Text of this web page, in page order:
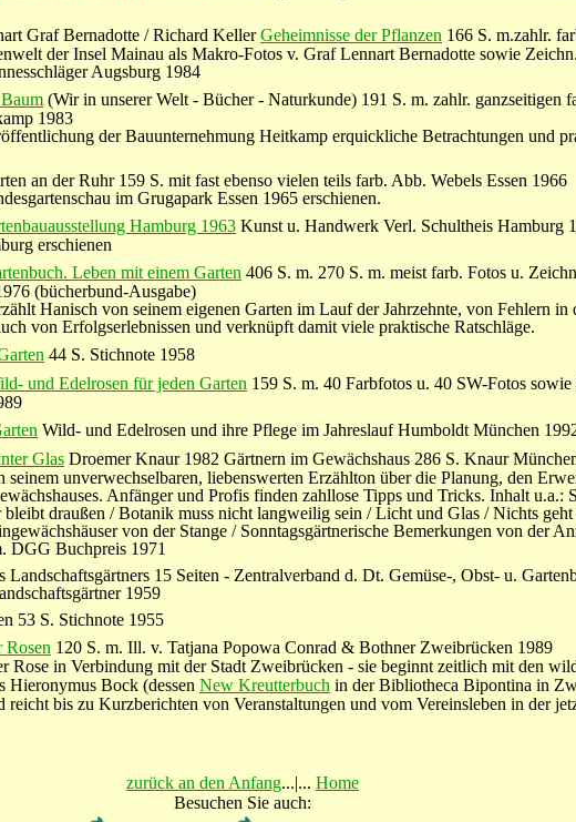
Graf Bernadotte / Richard KellerGeheimnisse der Pflanzen 166 S. m.zahlr.
der Insel Mainau als Makro-Fotos v. Graf Lennart Bernadotte sowie
Augsburg 1984
(Wir in unserer Welt - Bücher - Naturkunde) 191 S. m. zahlr. ganzseitigen
1983
der Bauunternehmung Heitkamp erquickliche Betrachtungen und
an der Ruhr 159 S. mit fast ebenso vielen teils farb. Abb. Webels Essen 1966
im Grugapark Essen 1965 erschienen.
Hamburg 1963 Kunst u. Handwerk Verl. Schultheis Hamburg
erschienen
Leben mit einem Garten 406 S. m. 270 S. m. meist farb. Fotos u.
(bücherbund-Ausgabe)
Hanisch von seinem eigenen Garten im Lauf der Jahrzehnte, von Fehlern in
von Erfolgserlebnissen und verknüpft damit viele praktische Ratschläge.
44 S. Stichnote 1958
und Edelrosen für jeden Garten 159 S. m. 40 Farbfotos u. 40 SW-Fotos sowie
Wild- und Edelrosen und ihre Pflege im Jahreslauf Humboldt München
Glas Droemer Knaur 1982 Gärtnern im Gewächshaus 286 S. Knaur
seinem unverwechselbaren, liebenswerten Erzählton über die Planung, den
Anfänger und Profis finden zahllose Tipps und Tricks. Inhalt u.a.:
bleibt draußen / Botanik muss nicht langweilig sein / Licht und Glas / Nichts
von der Stange / Sonntagsgärtnerische Bemerkungen von der
DGG Buchpreis 1971
Landschaftsgärtners 15 Seiten - Zentralverband d. Dt. Gemüse-, Obst- u.
1959
53 S. Stichnote 1955
120 S. m. Ill. v. Tatjana Popowa Conrad & Bothner Zweibrücken 1989
Rose in Verbindung mit der Stadt Zweibrücken - sie beginnt zeitlich mit den
Hieronymus Bock (dessen New Kreutterbuch in der Bibliotheca Bipontina in
reicht bis zu Kurzberichten von Veranstaltungen und vom Vereinsleben in der
zurück an den Anfang...|... Home
Besuchen Sie auch: